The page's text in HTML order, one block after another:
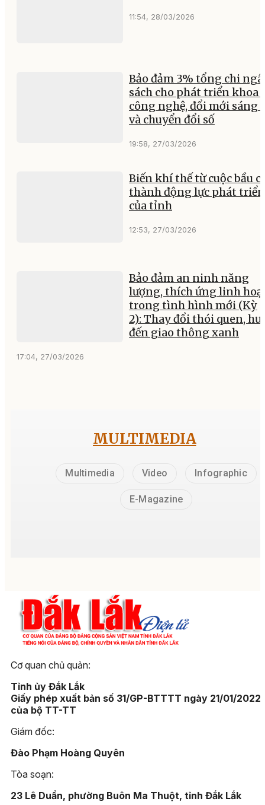
11:54, 28/03/2026
Bảo đảm 3% tổng chi
sách cho phát triển khoa
công nghệ, đổi mới sáng
và chuyển đổi số
19:58, 27/03/2026
Biến khí thế từ cuộc bầu
thành động lực phát triển
của tỉnh
12:53, 27/03/2026
Bảo đảm an ninh năng
lượng, thích ứng linh
trong tình hình mới (Kỳ
2): Thay đổi thói quen,
đến giao thông xanh
17:04, 27/03/2026
MULTIMEDIA
Multimedia Video Infographic
E-Magazine
Cơ quan chủ quản:
Tỉnh ủy Đắk Lắk
Giấy phép xuất bản số 31/GP-BTTTT ngày 21/01/2022
của bộ TT-TT
Giám đốc:
Đào Phạm Hoàng Quyên
Tòa soạn:
23 Lê Duẩn, phường Buôn Ma Thuột, tỉnh Đắk Lắk